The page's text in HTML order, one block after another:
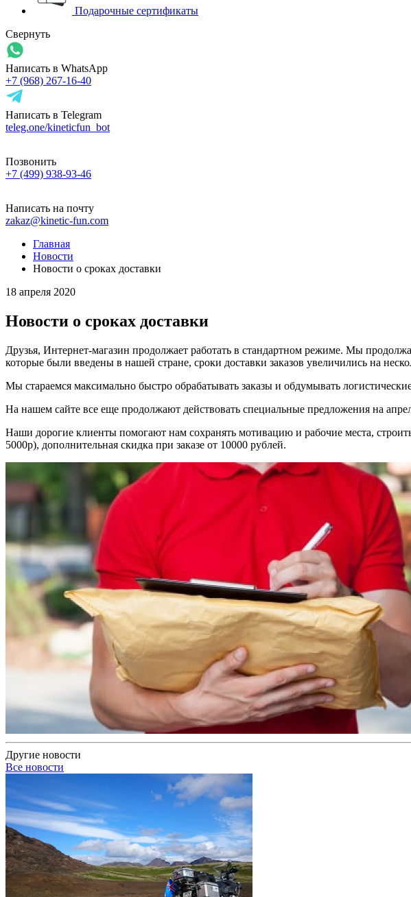
Подарочные сертификаты
Свернуть
Написать в WhatsApp
+7 (968) 267-16-40
Написать в Telegram
teleg.one/kineticfun_bot
Позвонить
+7 (499) 938-93-46
Написать на почту
zakaz@kinetic-fun.com
Главная
Новости
Новости о сроках доставки
18 апреля 2020
Новости о сроках доставки
Друзья, Интернет-магазин продолжает работать в стандартном режиме. Мы
которые были введены в нашей стране, сроки доставки заказов увеличились на
Мы стараемся максимально быстро обрабатывать заказы и обдумывать
На нашем сайте все еще продолжают действовать специальные предложения на
Наши дорогие клиенты помогают нам сохранять мотивацию и рабочие места,
5000р), дополнительная скидка при заказе от 10000 рублей.
Другие новости
Все новости